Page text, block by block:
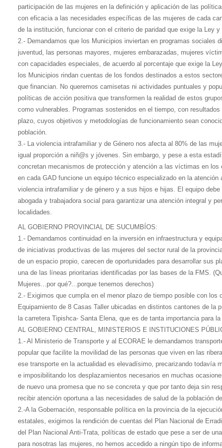
participación de las mujeres en la definición y aplicación de las
con eficacia a las necesidades específicas de las mujeres de cada
de la institución, funcionar con el criterio de paridad que exige la Ley
2.- Demandamos que los Municipios inviertan en programas sociales
juventud, las personas mayores, mujeres embarazadas, mujeres
con capacidades especiales, de acuerdo al porcentaje que exige la
los Municipios rindan cuentas de los fondos destinados a estos
que financian. No queremos camisetas ni actividades puntuales y
políticas de acción positiva que transformen la realidad de estos
como vulnerables. Programas sostenidos en el tiempo, con
plazo, cuyos objetivos y metodologías de funcionamiento sean
población.
3.- La violencia intrafamiliar y de Género nos afecta al 80% de las
igual proporción a niñ@s y jóvenes. Sin embargo, y pese a esta
concretan mecanismos de protección y atención a las víctimas en los
en cada GAD funcione un equipo técnico especializado en la
violencia intrafamiliar y de género y a sus hijos e hijas. El equipo
abogada y trabajadora social para garantizar una atención integral y
localidades.
AL GOBIERNO PROVINCIAL DE SUCUMBÍOS:
1.- Demandamos continuidad en la inversión en infraestructura y
de iniciativas productivas de las mujeres del sector rural de la
de un espacio propio, carecen de oportunidades para desarrollar sus
una de las líneas prioritarias identificadas por las bases de la FMS.
Mujeres...por qué?...porque tenemos derechos)
2.- Exigimos que cumpla en el menor plazo de tiempo posible con los
Equipamiento de 8 Casas Taller ubicadas en distintos cantones de la
la carretera Tipishca- Santa Elena, que es de tanta importancia para
AL GOBIERNO CENTRAL, MINISTERIOS E INSTITUCIONES
1.- Al Ministerio de Transporte y al ECORAE le demandamos
popular que facilite la movilidad de las personas que viven en las
ese transporte en la actualidad es elevadísimo, precarizando todavía
e imposibilitando los desplazamientos necesarios en muchas
de nuevo una promesa que no se concreta y que por tanto deja sin
recibir atención oportuna a las necesidades de salud de la población
2.-A la Gobernación, responsable política en la provincia de la
estatales, exigimos la rendición de cuentas del Plan Nacional de
del Plan Nacional Anti-Trata, políticas de estado que pese a ser de
para nosotras las mujeres, no hemos accedido a ningún tipo de